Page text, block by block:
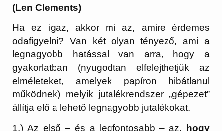
(Len Clements)
Ha ez igaz, akkor mi az, amire érdemes
odafigyelni? Van két olyan tényező, ami a
legnagyobb hatással van arra, hogy a
gyakorlatban (nyugodtan elfelejthetjük az
elméleteket, amelyek papíron hibátlanul
működnek) melyik jutalékrendszer „gépezet”
állítja elő a lehető legnagyobb jutalékokat.
1.) Az első – és a legfontosabb – az, hogy